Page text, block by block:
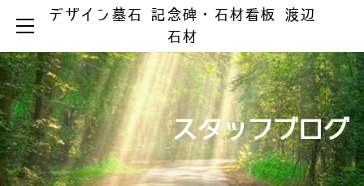
デザイン墓石 記念碑・石材看板 渡辺
石材
スタッフブログ
HOME
お墓ができるまで
お墓の知識
お手入れとマナー
製品ラインアップ
デザイン墓石
和型墓石
お墓のリフォーム
リフォーム事例集
器具の取替え
文字の色入れ
メジ補修・積替え
墓じまい
納骨の仕方
会社案内
霊園情報